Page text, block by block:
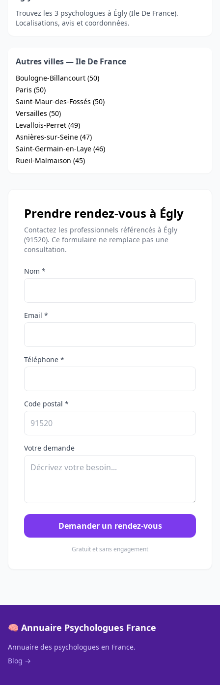
Trouvez les 3 psychologues à Égly (Ile De France).
Localisations, avis et coordonnées.
Autres villes — Ile De France
Boulogne-Billancourt (50)
Paris (50)
Saint-Maur-des-Fossés (50)
Versailles (50)
Levallois-Perret (49)
Asnières-sur-Seine (47)
Saint-Germain-en-Laye (46)
Rueil-Malmaison (45)
Prendre rendez-vous à Égly
Contactez les professionnels référencés à Égly
(91520). Ce formulaire ne remplace pas une
consultation.
Nom *
Email *
Téléphone *
Code postal *
Votre demande
Demander un rendez-vous
Gratuit et sans engagement
🧠 Annuaire Psychologues France
Annuaire des psychologues en France.
Blog →